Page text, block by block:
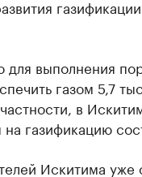
выполнения
газом 5,7
в
газификацию
Искитима уже